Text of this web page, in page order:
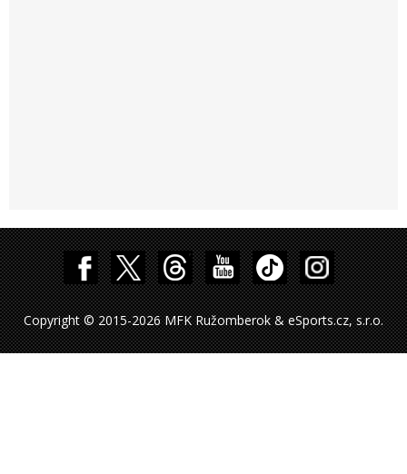
Copyright © 2015-2026 MFK Ružomberok & eSports.cz, s.r.o.